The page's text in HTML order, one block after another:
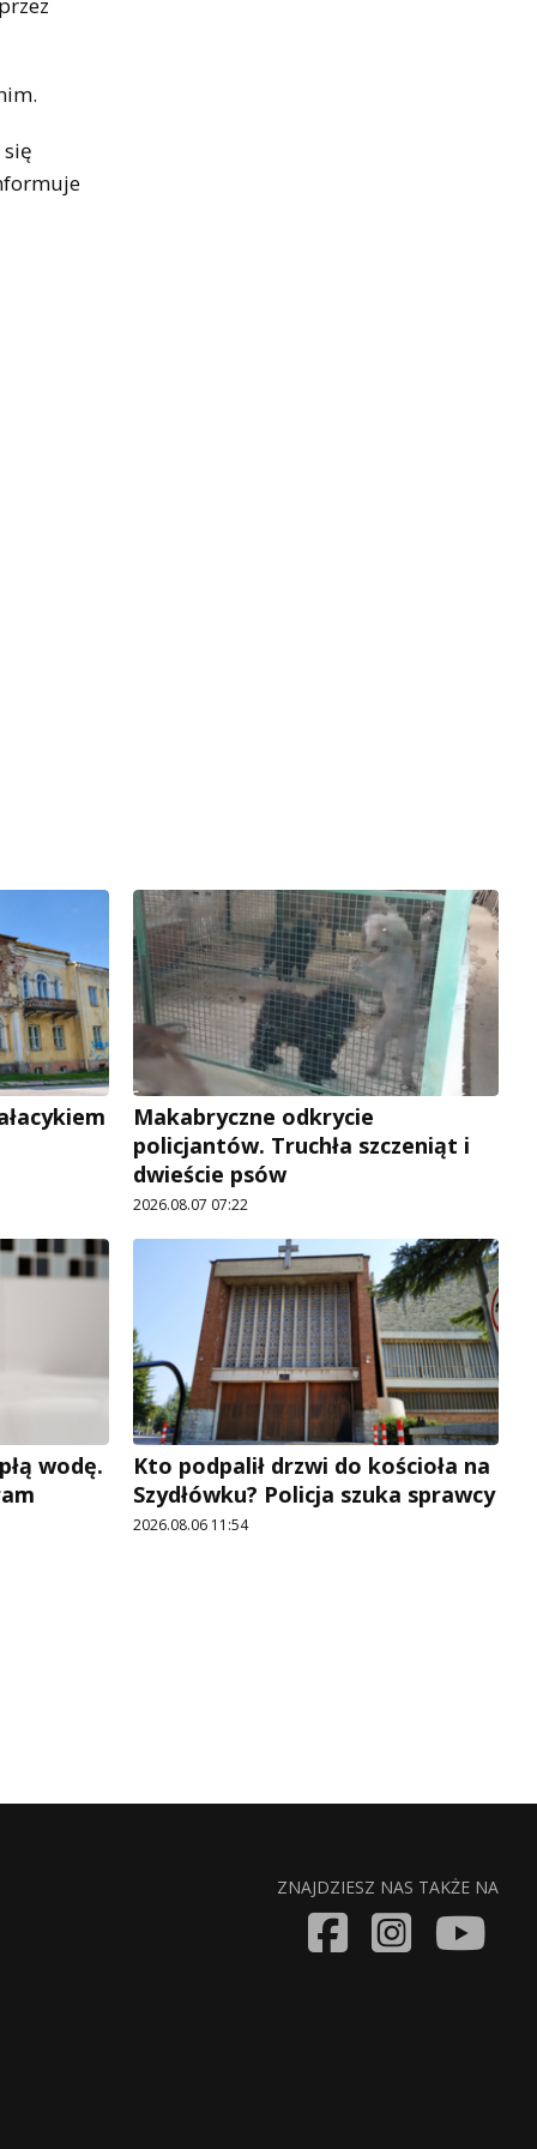
Makabryczne odkrycie
policjantów. Truchła szczeniąt i
dwieście psów
2026.08.07 07:22
wodę.
Kto podpalił drzwi do kościoła na
Szydłówku? Policja szuka sprawcy
2026.08.06 11:54
ZNAJDZIESZ NAS TAKŻE NA